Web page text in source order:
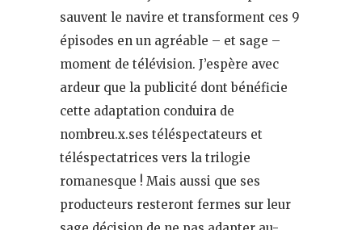
sauvent le navire et transforment ces 9
épisodes en un agréable – et sage –
moment de télévision. J’espère avec
ardeur que la publicité dont bénéficie
cette adaptation conduira de
nombreu.x.ses téléspectateurs et
téléspectatrices vers la trilogie
romanesque ! Mais aussi que ses
producteurs resteront fermes sur leur